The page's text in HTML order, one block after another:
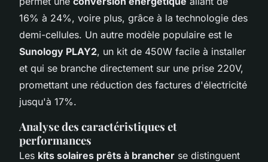
16% à 24%, voire plus, grâce à la technologie des
demi-cellules. Un autre modèle populaire est le
Sunology PLAY2, un kit de 450W facile à installer
et qui se branche directement sur une prise 220V,
promettant une réduction des factures d'électricité
jusqu'à 17%.
Analyse des caractéristiques et
performances
Les kits solaires prêts à brancher se distinguent